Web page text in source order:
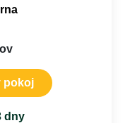
pokoj
dny